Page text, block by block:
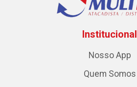
Institucional
Nosso App
Quem Somos